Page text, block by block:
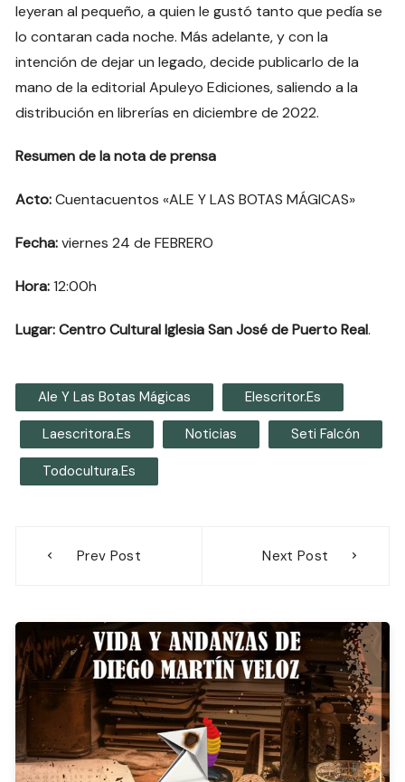
leyeran al pequeño, a quien le gustó tanto que pedía se
lo contaran cada noche. Más adelante, y con la
intención de dejar un legado, decide publicarlo de la
mano de la editorial Apuleyo Ediciones, saliendo a la
distribución en librerías en diciembre de 2022.
Resumen de la nota de prensa
Acto:Cuentacuentos «ALE Y LAS BOTAS MÁGICAS»
Fecha:viernes 24 de FEBRERO
Hora:12:00h
Lugar: Centro Cultural Iglesia San José de Puerto Real.
Ale Y Las Botas Mágicas Elescritor.es
Laescritora.es Noticias Seti Falcón
Todocultura.es
Prev Post Next Post